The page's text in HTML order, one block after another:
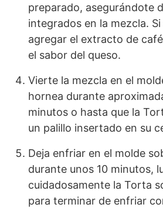
preparado, asegurándote
integrados en la mezcla.
agregar el extracto de
el sabor del queso.
Vierte la mezcla en el
hornea durante
minutos o hasta que la
un palillo insertado en su
Deja enfriar en el molde
durante unos 10 minutos,
cuidadosamente la Torta
para terminar de enfriar